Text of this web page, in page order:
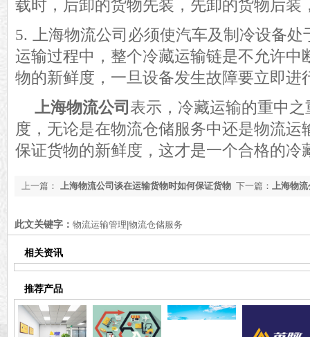
载时，后卸的货物先装 ， 先卸的货物后装
5. 上海物流公司必须使汽车及制冷设备处
运输过程中，整个冷藏运输链是不允许中
物的新鲜度 ，一旦设备发生故障要立即进
上海物流公司 表示，冷藏运输的重中
度，无论是在物流仓储服务中还是物流运
保证货物的新鲜度，这才是一个合格的冷
下一篇： 上海物
上一篇： 上海物流公司谈在运输货物时如何保证货物
此文关键字： 物流运输管理|物流仓储服务
相关资讯
推荐产品